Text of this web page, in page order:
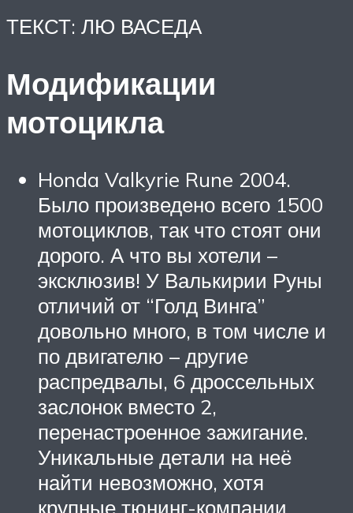
ТЕКСТ: ЛЮ ВАСЕДА
Модификации
мотоцикла
Honda Valkyrie Rune 2004.
Было произведено всего 1500
мотоциклов, так что стоят они
дорого. А что вы хотели –
эксклюзив! У Валькирии Руны
отличий от “Голд Винга”
довольно много, в том числе и
по двигателю – другие
распредвалы, 6 дроссельных
заслонок вместо 2,
перенастроенное зажигание.
Уникальные детали на неё
найти невозможно, хотя
крупные тюнинг-компании